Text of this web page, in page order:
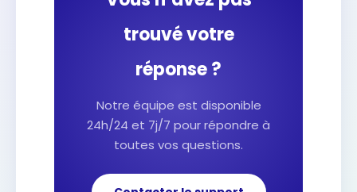
trouvé votre
réponse ?
Notre équipe est disponible
24h/24 et 7j/7 pour répondre à
toutes vos questions.